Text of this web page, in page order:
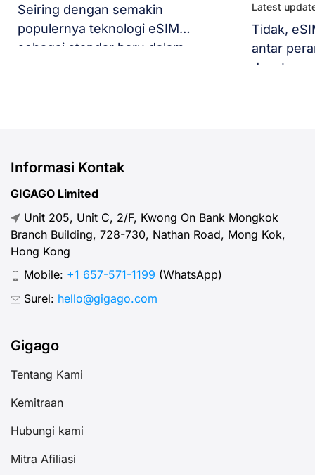
Seiring dengan semakin
populernya teknologi eSIM
sebagai standar baru dalam
perjalanan dan
menggunakan eSIM perjalanan,
aspek teknisnya mungkin terasa
agak membingungkan. Panduan
ini akan menjelaskan apakah
Anda benar-benar memerlukan
perangkat lunak tambahan hanya
Latest
Tidak,
antar
dapat
didorong
Informasi Kontak
GIGAGO Limited
Unit 205, Unit C, 2/F, Kwong On Bank Mongkok
Branch Building, 728-730, Nathan Road, Mong Kok,
Hong Kong
Mobile: +1 657-571-1199 (WhatsApp)
Surel: hello@gigago.com
Gigago
Tentang Kami
Kemitraan
Hubungi kami
Mitra Afiliasi